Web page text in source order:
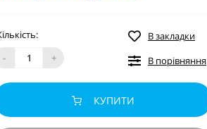
-
+
В закладки
В порівняння
КУПИТИ